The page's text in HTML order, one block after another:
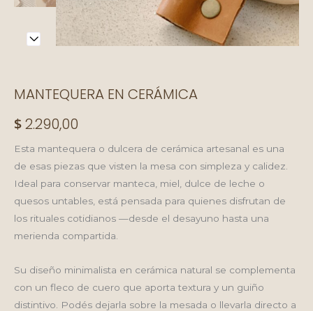
MANTEQUERA EN CERÁMICA
$2.290,00
Esta mantequera o dulcera de cerámica artesanal es una
de esas piezas que visten la mesa con simpleza y calidez.
Ideal para conservar manteca, miel, dulce de leche o
quesos untables, está pensada para quienes disfrutan de
los rituales cotidianos —desde el desayuno hasta una
merienda compartida.
Su diseño minimalista en cerámica natural se complementa
con un fleco de cuero que aporta textura y un guiño
distintivo. Podés dejarla sobre la mesada o llevarla directo a